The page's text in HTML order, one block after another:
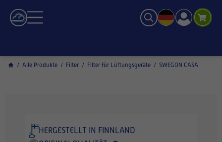
/ Alle Produkte / Filter / Filter für Lüftungsgeräte / SWEGON CASA
HERGESTELLT IN FINNLAND